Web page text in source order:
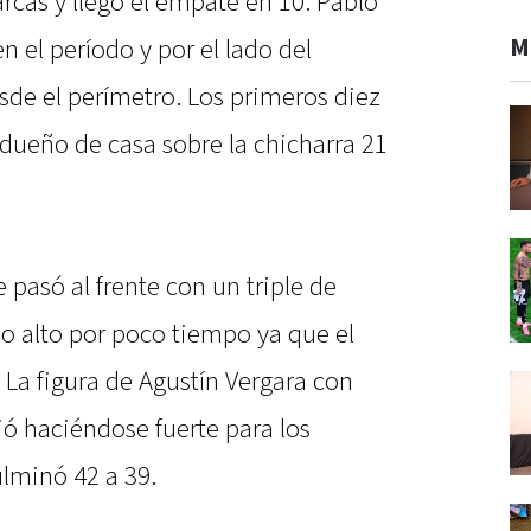
el período y por el lado del
el perímetro. Los primeros diez
de casa sobre la chicharra 21
pasó al frente con un triple de
alto por poco tiempo ya que el
figura de Agustín Vergara con
haciéndose fuerte para los
42 a 39.